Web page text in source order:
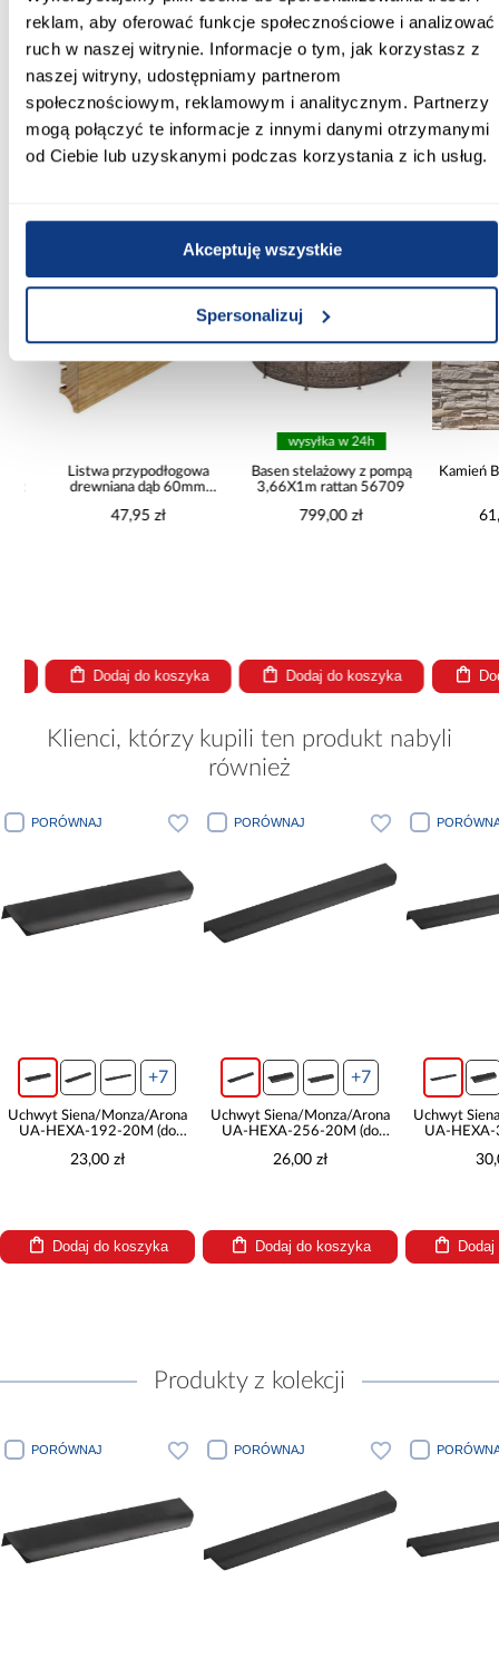
reklam, aby oferować funkcje społecznościowe i analizować
ruch w naszej witrynie. Informacje o tym, jak korzystasz z
naszej witryny, udostępniamy partnerom
społecznościowym, reklamowym i analitycznym. Partnerzy
mogą połączyć te informacje z innymi danymi otrzymanymi
od Ciebie lub uzyskanymi podczas korzystania z ich usług.
Akceptuję wszystkie
Spersonalizuj
przykręcany
Rozstaw otworów montażowych [mm]:
192.00
Listwa przypodłogowa
drewniana dąb 60mm
47,95 zł
Dodaj do koszyka
PORÓWNAJ
wysyłka w 24h
Basen stelażowy z pompą
3,66X1m rattan 56709
799,00 zł
Dodaj do koszyka
Kamień
Klienci, którzy kupili ten produkt nabyli
również
PORÓWNAJ
+7
Uchwyt Siena/Monza/Arona
UA-HEXA-192-20M (do
23,00 zł
Dodaj do koszyka
PORÓWNAJ
+7
Uchwyt Siena/Monza/Arona
UA-HEXA-256-20M (do
26,00 zł
Dodaj do koszyka
Uchwyt
UA-
Produkty z kolekcji
PORÓWNAJ PORÓWNAJ